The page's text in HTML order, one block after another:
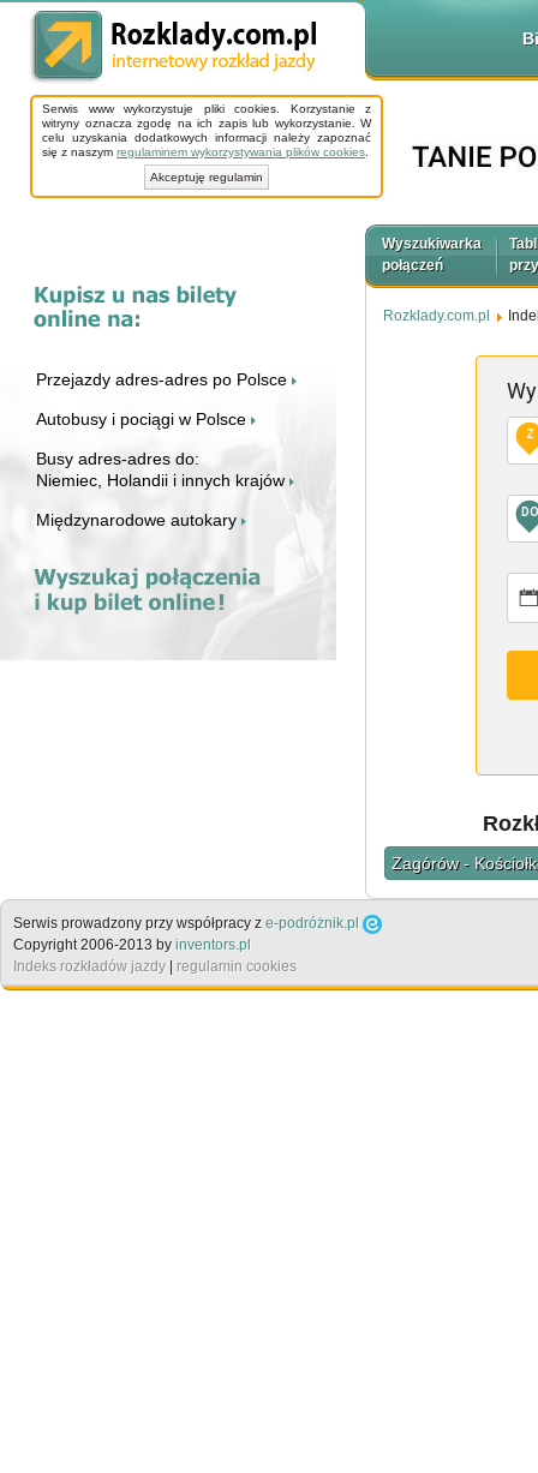
Serwis www wykorzystuje pliki cookies. Korzystanie z
witryny oznacza zgodę na ich zapis lub wykorzystanie. W
celu uzyskania dodatkowych informacji należy zapoznać
się z naszym regulaminem wykorzystywania plików cookies
Akceptuję regulamin
Przejazdy adres-adres po Polsce
Autobusy i pociągi w Polsce
Busy adres-adres do:
Niemiec, Holandii i innych krajów
Międzynarodowe autokary
Wyszukiwarka
połączeń
Rozklady.com.pl
Z
DO
Zagórów -
Serwis prowadzony przy współpracy z e-podróżnik.pl
Copyright 2006-2013 by inventors.pl
Indeks rozkładów jazdy | regulamin cookies